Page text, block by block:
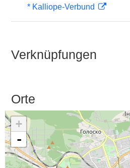
* Kalliope-Verbund
Verknüpfungen
Orte
+
-